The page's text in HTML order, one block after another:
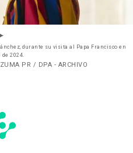
durante su visita al Papa Francisco en
de 2024.
PR / DPA - ARCHIVO